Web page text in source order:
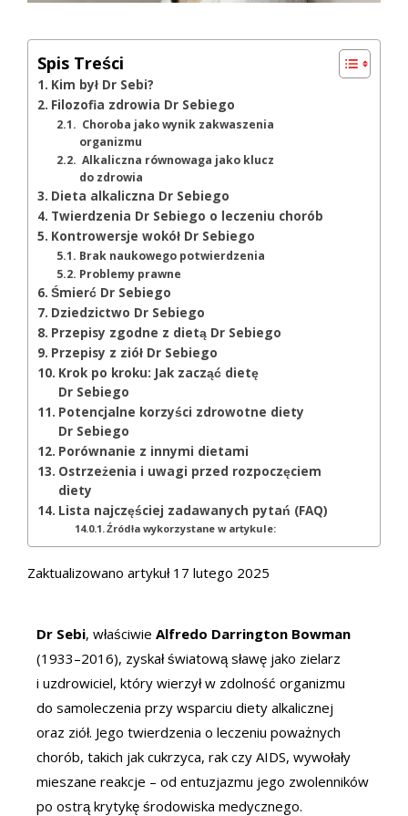
Spis Treści
Kim był Dr Sebi?
Filozofia zdrowia Dr Sebiego
Choroba jako wynik zakwaszenia
organizmu
Alkaliczna równowaga jako klucz
do zdrowia
Dieta alkaliczna Dr Sebiego
Twierdzenia Dr Sebiego o leczeniu chorób
Kontrowersje wokół Dr Sebiego
Brak naukowego potwierdzenia
Problemy prawne
Śmierć Dr Sebiego
Dziedzictwo Dr Sebiego
Przepisy zgodne z dietą Dr Sebiego
Przepisy z ziół Dr Sebiego
Krok po kroku: Jak zacząć dietę
Dr Sebiego
Potencjalne korzyści zdrowotne diety
Dr Sebiego
Porównanie z innymi dietami
Ostrzeżenia i uwagi przed rozpoczęciem
diety
Lista najczęściej zadawanych pytań (FAQ)
Źródła wykorzystane w artykule:
Zaktualizowano artykuł 17 lutego 2025
Dr Sebi, właściwie Alfredo Darrington Bowman
(1933–2016), zyskał światową sławę jako zielarz
i uzdrowiciel, który wierzył w zdolność organizmu
do samoleczenia przy wsparciu diety alkalicznej
oraz ziół. Jego twierdzenia o leczeniu poważnych
chorób, takich jak cukrzyca, rak czy AIDS, wywołały
mieszane reakcje – od entuzjazmu jego zwolenników
po ostrą krytykę środowiska medycznego.